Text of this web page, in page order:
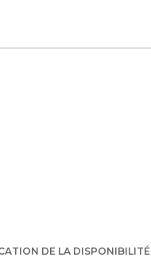
DE LA DISPONIBILITÉ